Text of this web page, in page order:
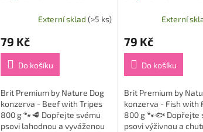
Externí sklad (>5 ks)
79 Kč
Do košíku
Brit Premium by Nature Dog
konzerva - Beef with Tripes
800 g 🐾🥩 Dopřejte svému
psovi lahodnou a vyváženou
Externí
79 Kč
Do košíku
Brit Premium by
konzerva - Fish with
800 g 🐾🐟 Dopřejte
psovi výživnou a